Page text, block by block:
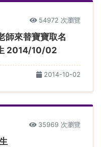
54972 次瀏覽
師來替寶寶取名
2014/10/02
2014-10-02
35969 次瀏覽